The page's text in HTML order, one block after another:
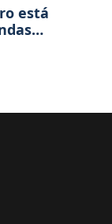
está
semana